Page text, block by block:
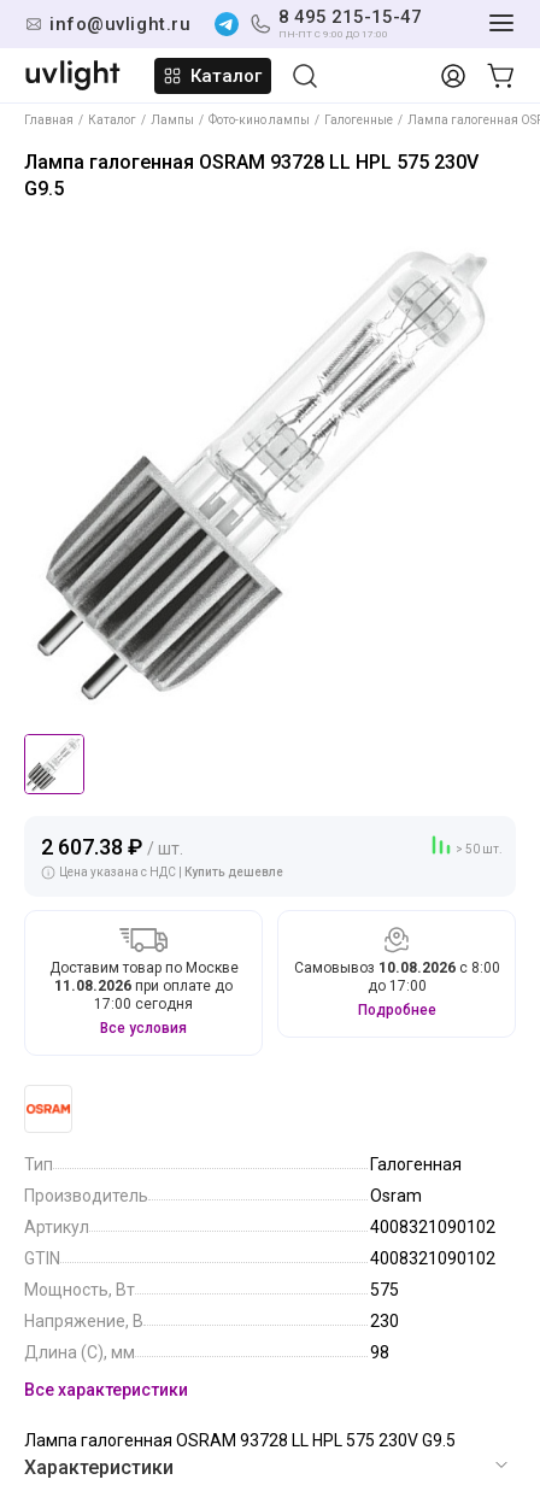
info@uvlight.ru 8 495 215-15-47
ПН-ПТ С 9:00 ДО 17:00
Каталог
Главная Каталог Лампы Фото-кино лампы Галогенные Лампа галогенная
Лампа галогенная OSRAM 93728 LL HPL 575 230V
G9.5
> 50 шт.
2 607.38 ₽ / шт.
Цена указана с НДС | Купить дешевле
Доставим товар по Москве
11.08.2026 при оплате до
17:00 сегодня
Все условия
Самовывоз 10.08.2026с 8:00
до 17:00
Подробнее
Тип
Галогенная
Производитель
Osram
Артикул
4008321090102
GTIN
4008321090102
Мощность, Вт
575
Напряжение, В
230
Длина (C), мм
98
Все характеристики
Лампа галогенная OSRAM 93728 LL HPL 575 230V G9.5
Характеристики